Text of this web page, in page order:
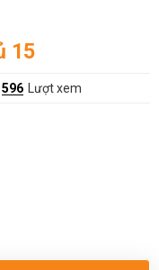
15
596 Lượt xem